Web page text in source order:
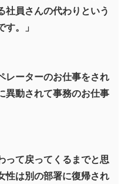
社員さんの代わりという
。」
レーターのお仕事をされ
異動されて事務のお仕事
って戻ってくるまでと思
性は別の部署に復帰され